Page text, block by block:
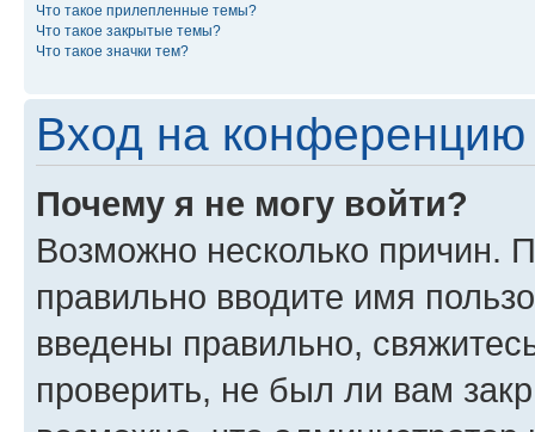
Что такое прилепленные темы?
Что такое закрытые темы?
Что такое значки тем?
Вход на конференцию
Почему я не могу войти?
Возможно несколько причин.
правильно вводите имя
введены правильно,
проверить, не был ли вам